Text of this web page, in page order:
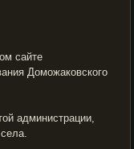
сайте
Доможаковского
администрации,